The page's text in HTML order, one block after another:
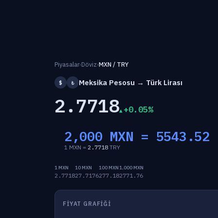
Piyasalar›Döviz›MXN / TRY
$ ₺ Meksika Pesosu → Türk Lirası
2.7718 +0.05%
2,000 MXN = 5543.52
1 MXN = 2.7718 TRY
1 MXN
2.7718
10 MXN
27.7176
100 MXN
277.18
1,000 MXN
2771.76
FIYAT GRAFIĞI